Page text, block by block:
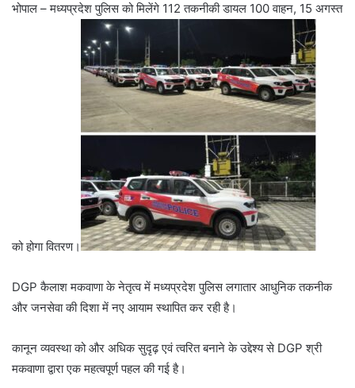
भोपाल – मध्यप्रदेश पुलिस को मिलेंगे 112 तकनीकी डायल 100 वाहन, 15 अगस्त
को होगा वितरण।
DGP कैलाश मकवाणा के नेतृत्व में मध्यप्रदेश पुलिस लगातार आधुनिक तकनीक
और जनसेवा की दिशा में नए आयाम स्थापित कर रही है।
कानून व्यवस्था को और अधिक सुदृढ़ एवं त्वरित बनाने के उद्देश्य से DGP श्री
मकवाणा द्वारा एक महत्वपूर्ण पहल की गई है।